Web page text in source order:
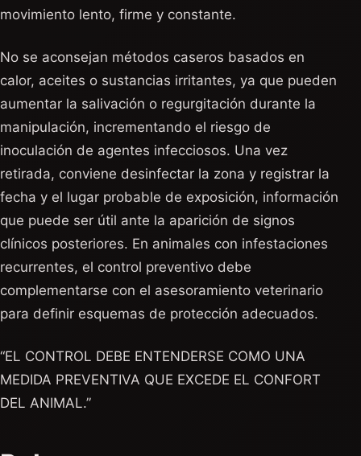
movimiento lento, firme y constante.
No se aconsejan métodos caseros basados en
calor, aceites o sustancias irritantes, ya que pueden
aumentar la salivación o regurgitación durante la
manipulación, incrementando el riesgo de
inoculación de agentes infecciosos. Una vez
retirada, conviene desinfectar la zona y registrar la
fecha y el lugar probable de exposición, información
que puede ser útil ante la aparición de signos
clínicos posteriores. En animales con infestaciones
recurrentes, el control preventivo debe
complementarse con el asesoramiento veterinario
para definir esquemas de protección adecuados.
“EL CONTROL DEBE ENTENDERSE COMO UNA
MEDIDA PREVENTIVA QUE EXCEDE EL CONFORT
DEL ANIMAL.”